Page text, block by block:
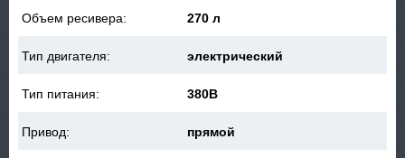
Объем ресивера: 270 л
Тип двигателя: электрический
Тип питания: 380В
Привод: прямой